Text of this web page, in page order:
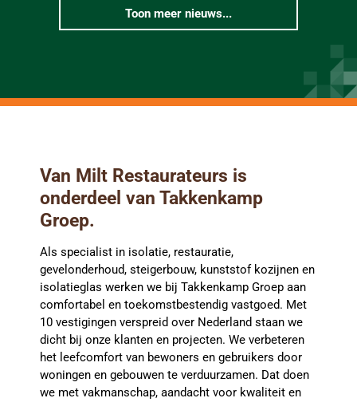
Toon meer nieuws...
Van Milt Restaurateurs is
onderdeel van Takkenkamp
Groep.
Als specialist in isolatie, restauratie,
gevelonderhoud, steigerbouw, kunststof kozijnen en
isolatieglas werken we bij Takkenkamp Groep aan
comfortabel en toekomstbestendig vastgoed. Met
10 vestigingen verspreid over Nederland staan we
dicht bij onze klanten en projecten. We verbeteren
het leefcomfort van bewoners en gebruikers door
woningen en gebouwen te verduurzamen. Dat doen
we met vakmanschap, aandacht voor kwaliteit en